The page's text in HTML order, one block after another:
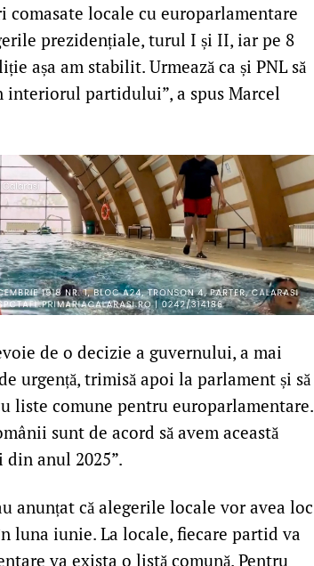
locale cu europarlamentare
prezidențiale, turul I și II, iar pe 8
așa am stabilit. Urmează ca și PNL să
interiorul partidului”, a spus Marcel
de o decizie a guvernului, a mai
urgență, trimisă apoi la parlament și să
liste comune pentru europarlamentare.
sunt de acord să avem această
anul 2025”.
anunțat că alegerile locale vor avea loc
luna iunie. La locale, fiecare partid va
va exista o listă comună. Pentru